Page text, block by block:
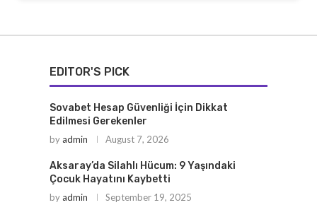
EDITOR'S PICK
Sovabet Hesap Güvenliği İçin Dikkat
Edilmesi Gerekenler
byadmin August 7, 2026
Aksaray’da Silahlı Hücum: 9 Yaşındaki
Çocuk Hayatını Kaybetti
byadmin September 19, 2025